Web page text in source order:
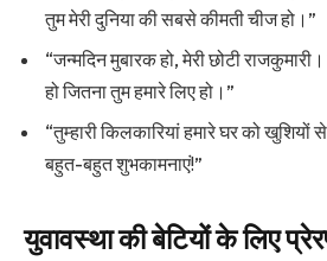
तुम मेरी दुनिया की सबसे कीमती चीज हो।”
“जन्मदिन मुबारक हो, मेरी छोटी
हो जितना तुम हमारे लिए हो।”
“तुम्हारी किलकारियां हमारे घर को खुशियों
बहुत-बहुत शुभकामनाएं!”
युवावस्था की बेटियों के लिए